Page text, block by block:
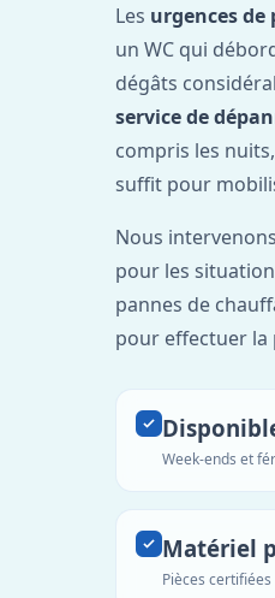
Les urgences de
un WC qui
dégâts
service de
compris les
suffit pour
Nous
pour les
pannes de
pour effectuer la
Week-ends et
Matériel
Pièces certifiées